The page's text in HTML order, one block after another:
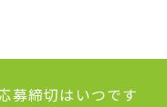
募締切はいつです